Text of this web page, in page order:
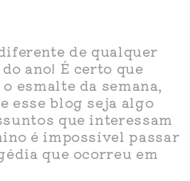
de qualquer
ano! É certo que
esmalte da semana,
esse blog seja algo
que interessam
é impossível passar
que ocorreu em